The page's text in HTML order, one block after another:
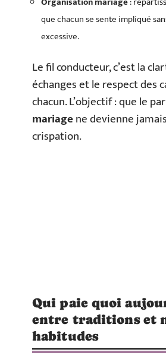
que chacun se sente impliqué
excessive.
Le fil conducteur, c’est la
échanges et le respect des
chacun. L’objectif : que le
mariagene devienne
crispation.
Qui paie quoi
entre traditions et
habitudes